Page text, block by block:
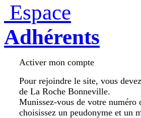
Espace
Adhérents
Activer mon compte
Pour rejoindre le site, vous
de La Roche Bonneville.
Munissez-vous de votre numéro
choisissez un peudonyme et un